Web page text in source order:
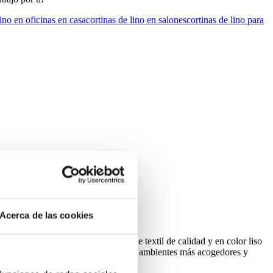
Acerca de las cookies
en oficinas en casacortinas de lino en salonescortinas de lino para
en el mismo espacio.
Haremos una elección de textil de calidad y en color liso
dos tonos. El color topo para los ambientes más acogedores y